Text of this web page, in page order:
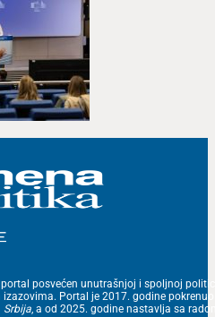
posvećen unutrašnjoj i spoljnoj
Portal je 2017. godine
Srbija, a od 2025. godine nastavlja sa